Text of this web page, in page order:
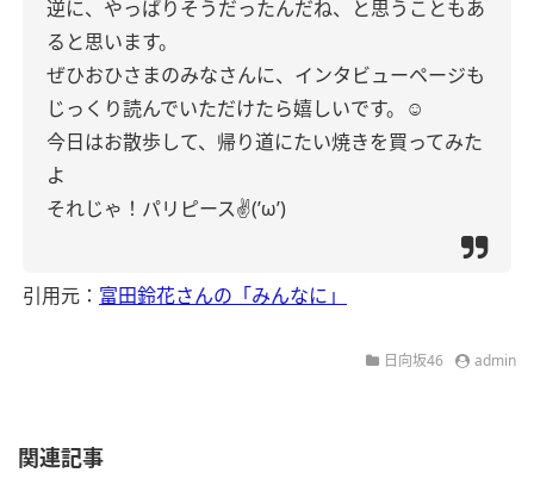
逆に、やっぱりそうだったんだね、と思うこともあ
ると思います。
ぜひおひさまのみなさんに、インタビューページも
じっくり読んでいただけたら嬉しいです。☺️
今日はお散歩して、帰り道にたい焼きを買ってみた
よ
それじゃ！パリピース✌(’ω’)
引用元： 富田鈴花さんの「みんなに」
日向坂46 admin
関連記事